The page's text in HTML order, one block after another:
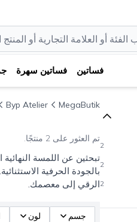
فساتين فساتين سهرة
2
2
2
MegaButik
Byp Atelier
تم العثور على 2 منتجًا.
تبحثين عن اللمسة
بالجودة الحرفية
الرقي إلى معصمك.
جسم لون